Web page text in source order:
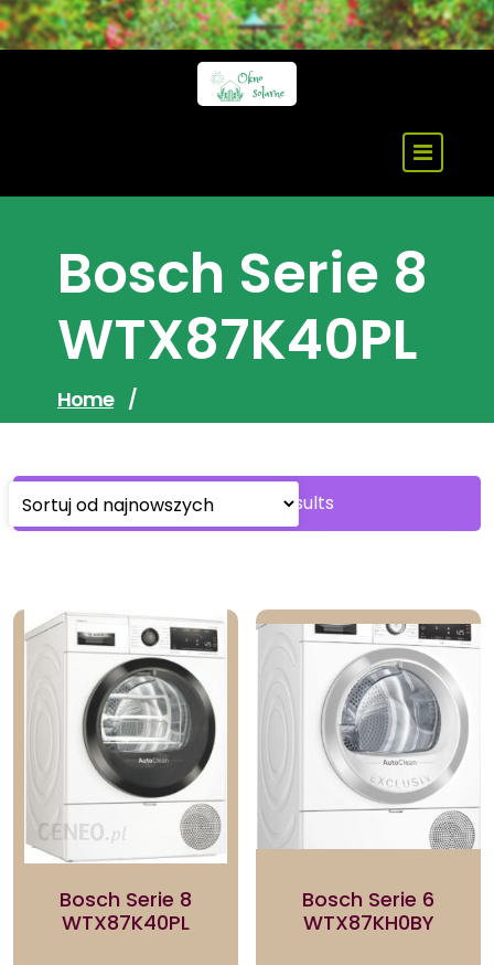
Skip
to
Bosch Serie 8
WTX87K40PL
Home /
Showing all 3 resultsSorted
by
Bosch Serie 8
WTX87K40PL
Bosch Serie 6
WTX87KH0BY